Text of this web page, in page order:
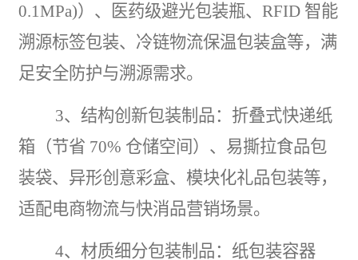
0.1MPa)）、医药级避光包装瓶、RFID 智能
溯源标签包装、冷链物流保温包装盒等，满
足安全防护与溯源需求。​
3、结构创新包装制品：折叠式快递纸
箱（节省 70% 仓储空间）、易撕拉食品包
装袋、异形创意彩盒、模块化礼品包装等，
适配电商物流与快消品营销场景。​
4、材质细分包装制品： 纸包装容器